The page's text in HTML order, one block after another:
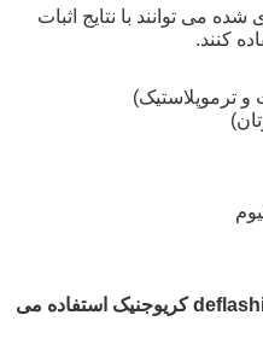
می توانند با نتایج اثبات
و ترموپلاستیک)
نمونه هایی از کاربردهایی که از deflashing کریوجنیک استفاده می